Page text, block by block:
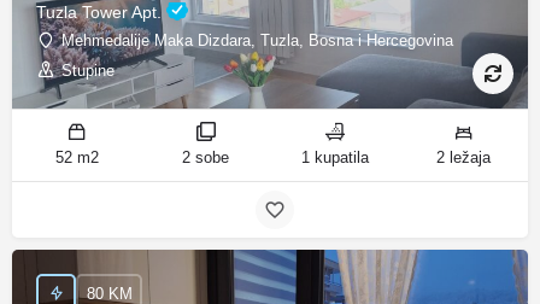
Tuzla Tower Apt.
Mehmedalije Maka Dizdara, Tuzla, Bosna i Hercegovina
Stupine
52 m2 2 sobe 1 kupatila 2 ležaja
80 KM